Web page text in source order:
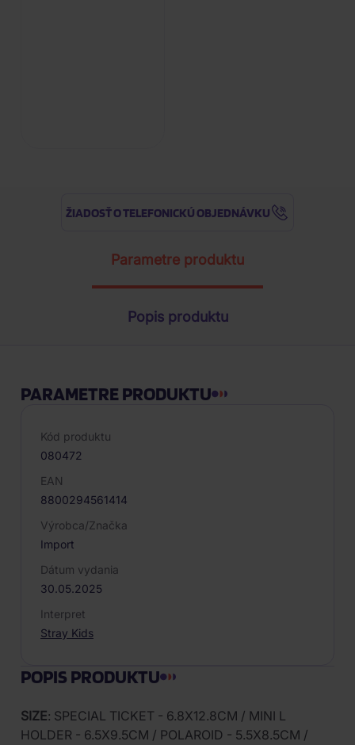
Parametre produktu
Popis produktu
ŽIADOSŤ O TELEFONICKÚ OBJEDNÁVKU
PARAMETRE PRODUKTU
Kód produktu
080472
EAN
8800294561414
Výrobca/Značka
Import
Dátum vydania
30.05.2025
Interpret
Stray Kids
POPIS PRODUKTU
SIZE: SPECIAL TICKET - 6.8X12.8CM / MINI L
HOLDER - 6.5X9.5CM / POLAROID - 5.5X8.5CM /